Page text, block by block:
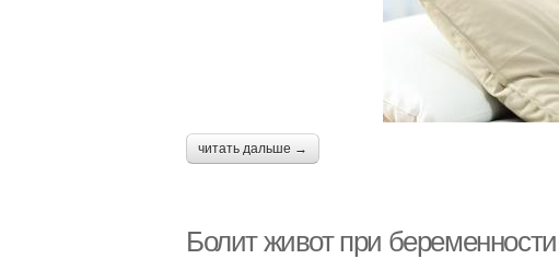
читать дальше →
Болит живот при